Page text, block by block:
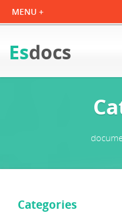
Esdocs
Categories